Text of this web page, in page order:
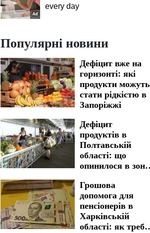
every day
Популярні новини
Дефіцит вже на
горизонті: які
продукти можуть
стати рідкістю в
Запоріжжі
Дефіцит
продуктів в
Полтавській
області: що
опинилося в зоні
Грошова
допомога для
пенсіонерів в
Харківській
області: як треба